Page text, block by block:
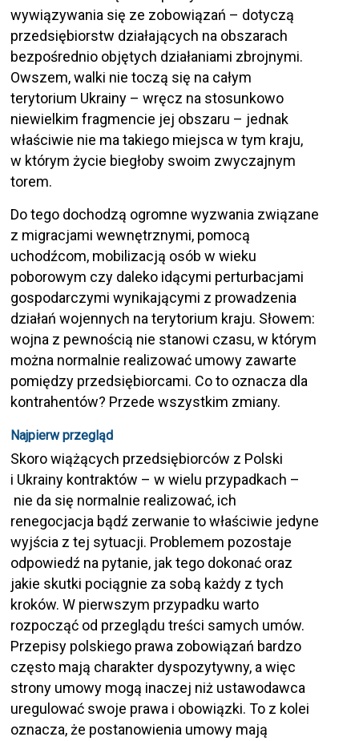
wywiązywania się ze zobowiązań – dotyczą
przedsiębiorstw działających na obszarach
bezpośrednio objętych działaniami zbrojnymi.
Owszem, walki nie toczą się na całym
terytorium Ukrainy – wręcz na stosunkowo
niewielkim fragmencie jej obszaru – jednak
właściwie nie ma takiego miejsca w tym kraju,
w którym życie biegłoby swoim zwyczajnym
torem.
Do tego dochodzą ogromne wyzwania związane
z migracjami wewnętrznymi, pomocą
uchodźcom, mobilizacją osób w wieku
poborowym czy daleko idącymi perturbacjami
gospodarczymi wynikającymi z prowadzenia
działań wojennych na terytorium kraju. Słowem:
wojna z pewnością nie stanowi czasu, w którym
można normalnie realizować umowy zawarte
pomiędzy przedsiębiorcami. Co to oznacza dla
kontrahentów? Przede wszystkim zmiany.
Najpierw przegląd
Skoro wiążących przedsiębiorców z Polski
i Ukrainy kontraktów – w wielu przypadkach –
nie da się normalnie realizować, ich
renegocjacja bądź zerwanie to właściwie jedyne
wyjścia z tej sytuacji. Problemem pozostaje
odpowiedź na pytanie, jak tego dokonać oraz
jakie skutki pociągnie za sobą każdy z tych
kroków. W pierwszym przypadku warto
rozpocząć od przeglądu treści samych umów.
Przepisy polskiego prawa zobowiązań bardzo
często mają charakter dyspozytywny, a więc
strony umowy mogą inaczej niż ustawodawca
uregulować swoje prawa i obowiązki. To z kolei
oznacza, że postanowienia umowy mają